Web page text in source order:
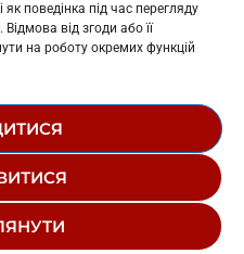
поведінка під час перегляду
від згоди або її
на роботу окремих функцій